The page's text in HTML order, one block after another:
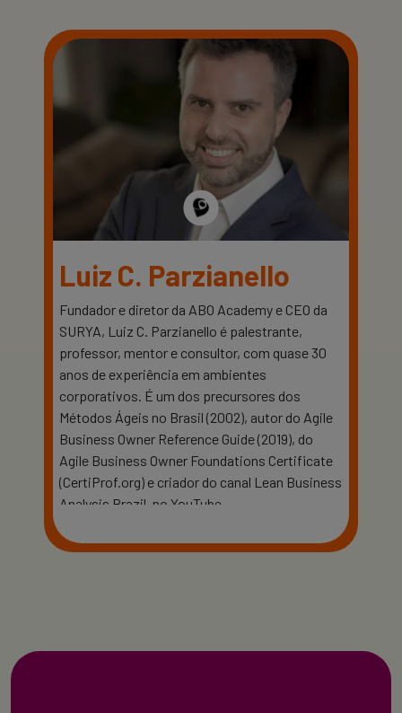
Luiz C. Parzianello
Fundador e diretor da ABO Academy e CEO da
SURYA, Luiz C. Parzianello é palestrante,
professor, mentor e consultor, com quase 30
anos de experiência em ambientes
corporativos. É um dos precursores dos
Métodos Ágeis no Brasil (2002), autor do Agile
Business Owner Reference Guide (2019), do
Agile Business Owner Foundations Certificate
(CertiProf.org) e criador do canal Lean Business
Analysis Brazil, no YouTube.